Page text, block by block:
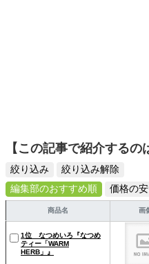
【この記事で紹介するの
絞り込み
絞り込み解除
編集部のおすすめ順
価格の
商品名 画
1位 なつめいろ『なつめ
ティー「WARM
HERB」』